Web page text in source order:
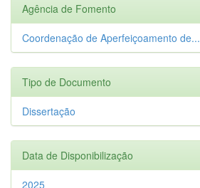
Agência de Fomento
Coordenação de Aperfeiçoamento de...
Tipo de Documento
Dissertação
Data de Disponibilização
2025